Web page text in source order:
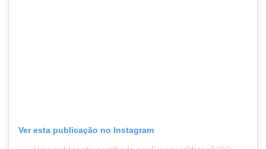
Ver esta publicação no Instagram